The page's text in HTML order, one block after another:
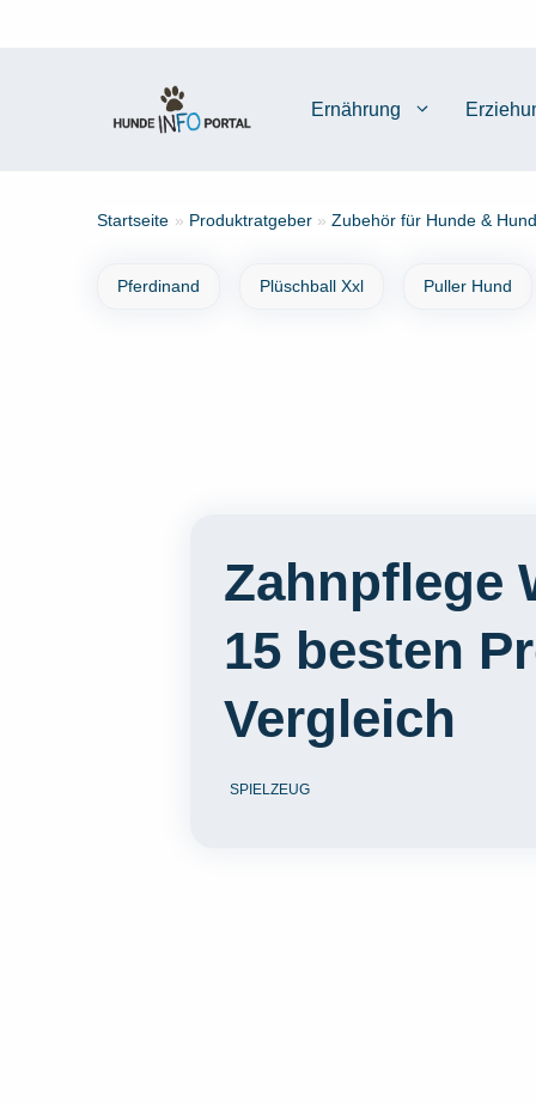
Ernährung
Startseite » Produktratgeber » Zubehör für Hunde &
Pferdinand Plüschball Xxl Puller Hund
Zahnpflege
15 besten
Vergleich
SPIELZEUG